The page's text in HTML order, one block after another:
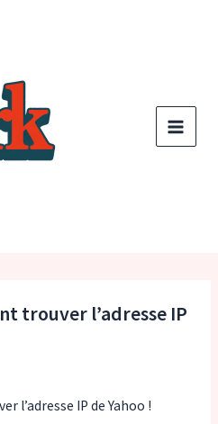
trouver l’adresse IP
l’adresse IP de Yahoo !